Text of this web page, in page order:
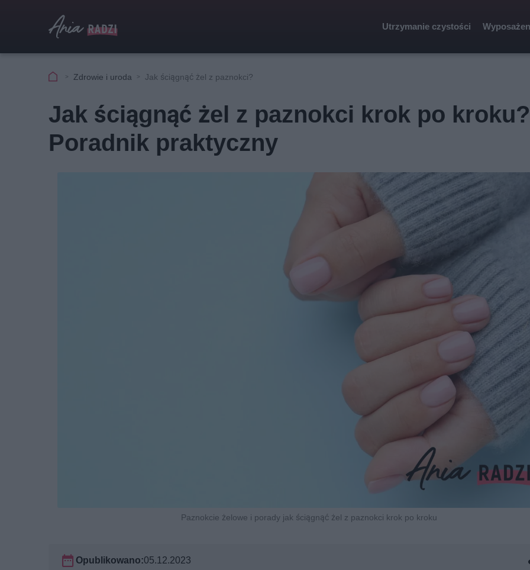
Utrzymanie czystości
Zdrowie i uroda Jak ściągnąć żel z paznokci?
Jak ściągnąć żel z paznokci krok po kroku?
Poradnik praktyczny
Paznokcie żelowe i porady jak ściągnąć żel z paznokci krok po kroku
Opublikowano:05.12.2023